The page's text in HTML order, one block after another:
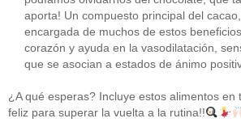
CATEGORÍAS
acido-folico (4)
alergias(3)
alimentos(22)
alimentos-perjudiaciales (17)
aporta! Un compuesto principal del
encargada de muchos de estos
corazón y ayuda en la vasodilatación,
que se asocian a estados de ánimo
¿A qué esperas? Incluye estos alimentos en
feliz para superar la vuelta a la rutina!!